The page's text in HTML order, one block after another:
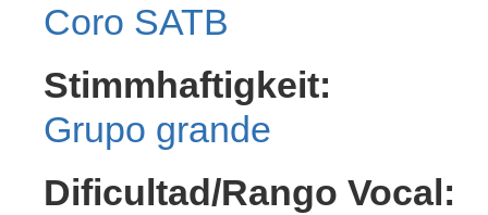
Coro SATB
Stimmhaftigkeit:
Grupo grande
Dificultad/Rango Vocal: